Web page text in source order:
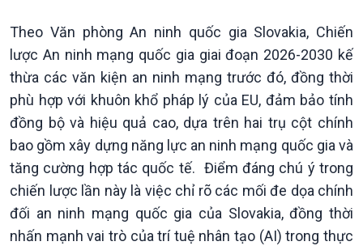
Tuyên chiến với gian lận
thương mại
đảo
Tìm hiểu biển, đảo Việt
Nam
Xã hội
Khoa học & Công nghệ
Theo Văn phòng An ninh quốc gia Slovakia, Chiến
lược An ninh mạng quốc gia giai đoạn 2026-2030 kế
thừa các văn kiện an ninh mạng trước đó, đồng thời
phù hợp với khuôn khổ pháp lý của EU, đảm bảo tính
đồng bộ và hiệu quả cao, dựa trên hai trụ cột chính
bao gồm xây dựng năng lực an ninh mạng quốc gia và
tăng cường hợp tác quốc tế. Điểm đáng chú ý trong
chiến lược lần này là việc chỉ rõ các mối đe dọa chính
đối an ninh mạng quốc gia của Slovakia, đồng thời
nhấn mạnh vai trò của trí tuệ nhân tạo (AI) trong thực